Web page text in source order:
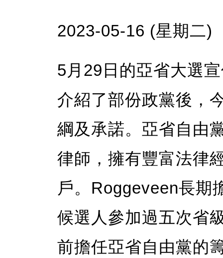
2023-05-16 (星期二)
5月29日的亞省大選
介紹了部份政黨後，
綱及承諾。亞省自由
律師，擁有豐富法律
戶。Roggeveen長期
候選人參加過五次省
前擔任亞省自由黨的